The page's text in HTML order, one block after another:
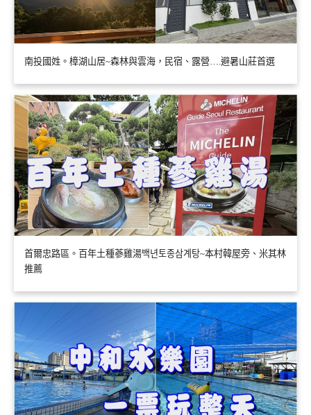
南投國姓。樟湖山居~森林與雲海，民宿、露營….避暑山莊首選
首爾忠路區。百年土種蔘雞湯백년토종삼계탕~本村韓屋旁、米其林
推薦